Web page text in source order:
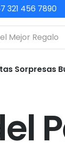
321 456 7890
Sorpresas